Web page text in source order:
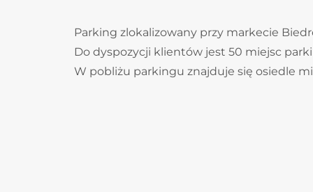
Parking zlokalizowany przy markecie
Do dyspozycji klientów jest 50 miejsc
W pobliżu parkingu znajduje się osiedle